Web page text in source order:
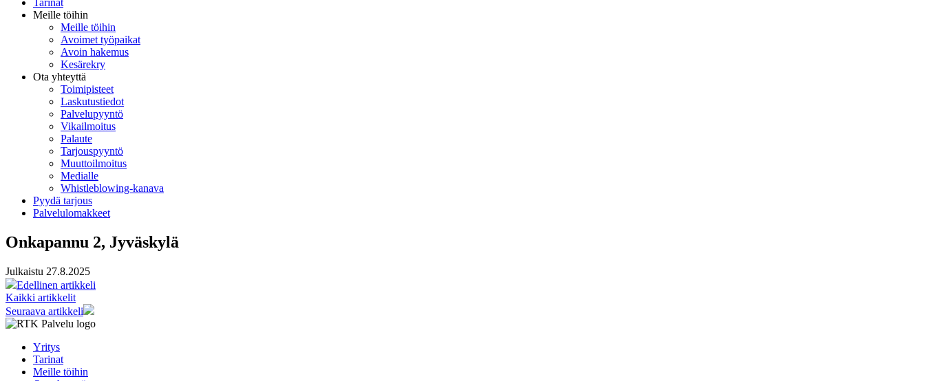
Tarinat
Meille töihin
Meille töihin
Avoimet työpaikat
Avoin hakemus
Kesärekry
Ota yhteyttä
Toimipisteet
Laskutustiedot
Palvelupyyntö
Vikailmoitus
Palaute
Tarjouspyyntö
Muuttoilmoitus
Medialle
Whistleblowing-kanava
Pyydä tarjous
Palvelulomakkeet
Onkapannu 2, Jyväskylä
Julkaistu 27.8.2025
Edellinen artikkeli
Kaikki artikkelit
Seuraava artikkeli
Yritys
Tarinat
Meille töihin